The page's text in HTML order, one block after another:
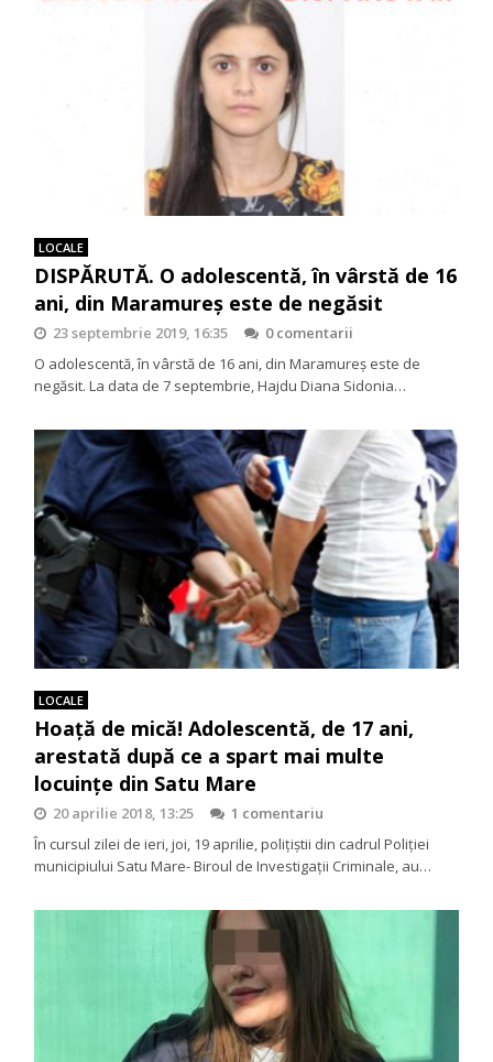
LOCALE
DISPĂRUTĂ. O adolescentă, în vârstă de 16
ani, din Maramureş este de negăsit
23 septembrie 2019, 16:35
0 comentarii
O adolescentă, în vârstă de 16 ani, din Maramureş este de
negăsit. La data de 7 septembrie, Hajdu Diana Sidonia…
LOCALE
Hoață de mică! Adolescentă, de 17 ani,
arestată după ce a spart mai multe
locuințe din Satu Mare
20 aprilie 2018, 13:25
1 comentariu
În cursul zilei de ieri, joi, 19 aprilie, polițiștii din cadrul Poliției
municipiului Satu Mare- Biroul de Investigații Criminale, au…